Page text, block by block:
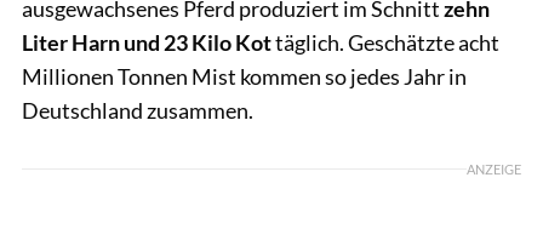
ausgewachsenes Pferd produziert im Schnittzehn
Liter Harn und 23 Kilo Kottäglich. Geschätzte acht
Millionen Tonnen Mist kommen so jedes Jahr in
Deutschland zusammen.
ANZEIGE